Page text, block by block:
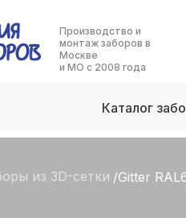
Производство и
монтаж заборов в
Москве
и МО с 2008 года
Каталог
из 3D-сетки /Gitter